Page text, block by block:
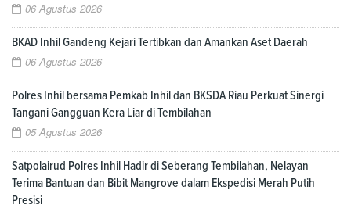
06 Agustus 2026
BKAD Inhil Gandeng Kejari Tertibkan dan Amankan Aset Daerah
06 Agustus 2026
Polres Inhil bersama Pemkab Inhil dan BKSDA Riau Perkuat Sinergi
Tangani Gangguan Kera Liar di Tembilahan
05 Agustus 2026
Satpolairud Polres Inhil Hadir di Seberang Tembilahan, Nelayan
Terima Bantuan dan Bibit Mangrove dalam Ekspedisi Merah Putih
Presisi